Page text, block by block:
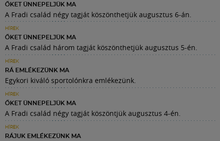
ŐKET ÜNNEPELJÜK MA
A Fradi család négy tagját köszönthetjük augusztus 6-án.
HÍREK
ŐKET ÜNNEPELJÜK MA
A Fradi család három tagját köszönthetjük augusztus 5-én.
HÍREK
RÁ EMLÉKEZÜNK MA
Egykori kiváló sportolónkra emlékezünk.
HÍREK
ŐKET ÜNNEPELJÜK MA
A Fradi család négy tagját köszöntjük augusztus 4-én.
HÍREK
RÁJUK EMLÉKEZÜNK MA